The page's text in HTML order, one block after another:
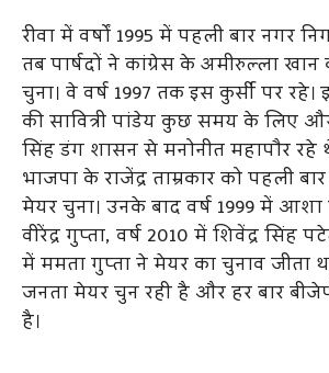
रीवा में वर्षों 1995 में पहली बार नगर
तब पार्षदों ने कांग्रेस के अमीरुल्ला
चुना। वे वर्ष 1997 तक इस कुर्सी पर
की सावित्री पांडेय कुछ समय के लिए
सिंह डंग शासन से मनोनीत महापौर रहे
भाजपा के राजेंद्र ताम्रकार को पहली
मेयर चुना। उनके बाद वर्ष 1999 में आशा
वीरेंद्र गुप्ता, वर्ष 2010 में शिवेंद्र सिंह
में ममता गुप्ता ने मेयर का चुनाव जीता
जनता मेयर चुन रही है और हर बार
है।